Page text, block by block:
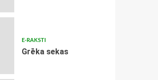
E-RAKSTI
Grēka sekas